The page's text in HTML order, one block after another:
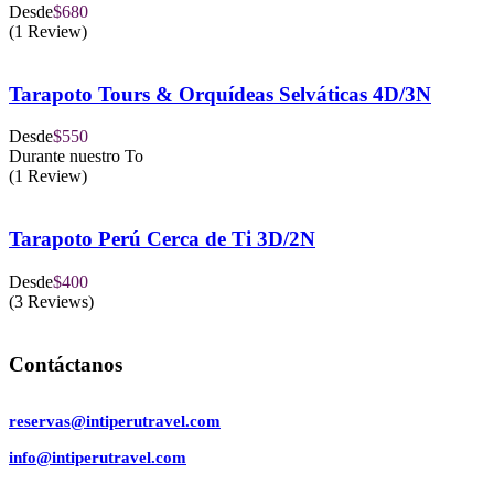
Desde$680
(1 Review)
Tarapoto Tours & Orquídeas Selváticas 4D/3N
Desde$550
Durante nuestro To
(1 Review)
Tarapoto Perú Cerca de Ti 3D/2N
Desde$400
(3 Reviews)
Contáctanos
reservas@intiperutravel.com
info@intiperutravel.com